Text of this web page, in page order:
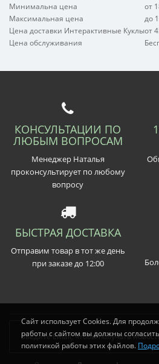
Минимальна цена
от
Максимальная цена
до
Цена доставки Интерактивные Куклыот
Цена обслуживания
КОНСУЛЬТАЦИИ ПО
ЛЮБЫМ ВОПРОСАМ
Менеджер Наталья
проконсультирует по любому
вопросу
БЫСТРАЯ ДОСТАВКА
Отправим товар в тот же день
при заказе до 12:00
Сайт использует Cookies. Для
работы с сайтом вы должны
политикой работы этих файлов.